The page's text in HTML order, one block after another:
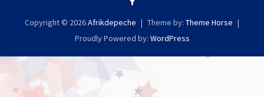
Copyright © 2026Afrikdepeche Theme by: Theme Horse
Proudly Powered by: WordPress